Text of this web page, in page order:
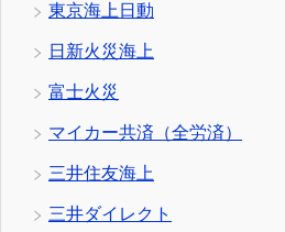
東京海上日動
日新火災海上
富士火災
マイカー共済（全労済）
三井住友海上
三井ダイレクト